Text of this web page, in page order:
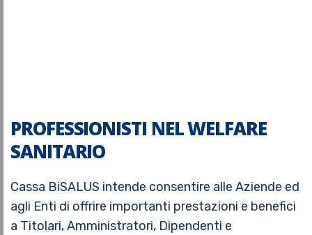
PROFESSIONISTI NEL WELFARE
SANITARIO
Cassa BiSALUS intende consentire alle Aziende ed
agli Enti di offrire importanti prestazioni e benefici
a Titolari, Amministratori, Dipendenti e